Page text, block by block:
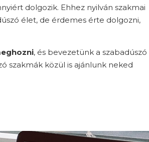
dolgozik. Ehhez nyilván szakmai
élet, de érdemes érte dolgozni,
, és bevezetünk a szabadúszó
szakmák közül is ajánlunk neked